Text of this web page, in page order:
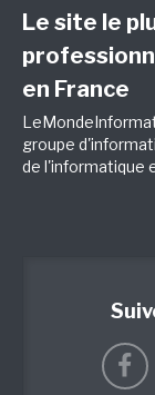
Le site le
en France
groupe
de l'informatique